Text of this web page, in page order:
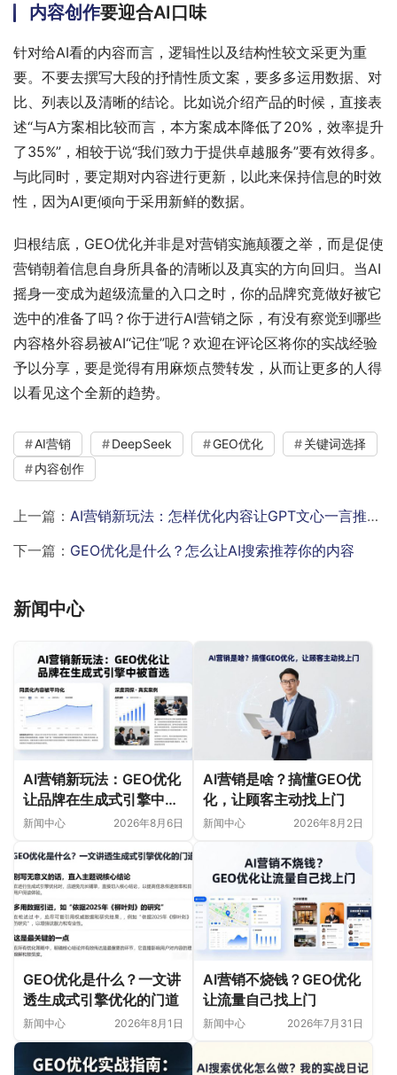
内容创作要迎合AI口味
针对给AI看的内容而言，逻辑性以及结构性较文采更为重
要。不要去撰写大段的抒情性质文案，要多多运用数据、对
比、列表以及清晰的结论。比如说介绍产品的时候，直接表
述“与A方案相比较而言，本方案成本降低了20%，效率提升
了35%”，相较于说“我们致力于提供卓越服务”要有效得多。
与此同时，要定期对内容进行更新，以此来保持信息的时效
性，因为AI更倾向于采用新鲜的数据。
归根结底，GEO优化并非是对营销实施颠覆之举，而是促使
营销朝着信息自身所具备的清晰以及真实的方向回归。当AI
摇身一变成为超级流量的入口之时，你的品牌究竟做好被它
选中的准备了吗？你于进行AI营销之际，有没有察觉到哪些
内容格外容易被AI“记住”呢？欢迎在评论区将你的实战经验
予以分享，要是觉得有用麻烦点赞转发，从而让更多的人得
以看见这个全新的趋势。
AI营销 DeepSeek GEO优化
关键词选择
内容创作
上一篇： AI营销新玩法：怎样优化内容让GPT文心一言推荐你
下一篇： GEO优化是什么？怎么让AI搜索推荐你的内容
新闻中心
AI营销新玩法：GEO优化
让品牌在生成式引擎中被
首选
新闻中心 2026年8月6日
AI营销是啥？搞懂GEO优
化，让顾客主动找上门
新闻中心 2026年8月2日
GEO优化是什么？一文讲
透生成式引擎优化的门道
新闻中心 2026年8月1日
AI营销不烧钱？GEO优化
让流量自己找上门
新闻中心 2026年7月31日